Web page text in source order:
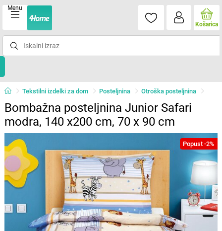
Menu
Košarica
Tekstilni izdelki za dom Posteljnina Otroška posteljnina
Bombažna posteljnina Junior Safari
modra, 140 x200 cm, 70 x 90 cm
Popust -2%